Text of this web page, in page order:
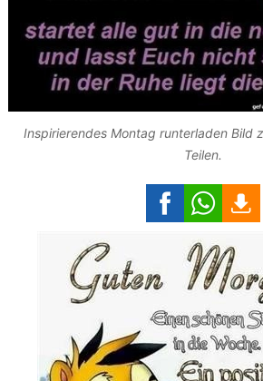
Inspirierendes Montag runterladen Bild
Teilen.